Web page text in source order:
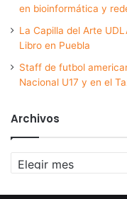
en bioinformática y
La Capilla del Arte
Libro en Puebla
Staff de futbol
Nacional U17 y en el
Archivos
Archivos